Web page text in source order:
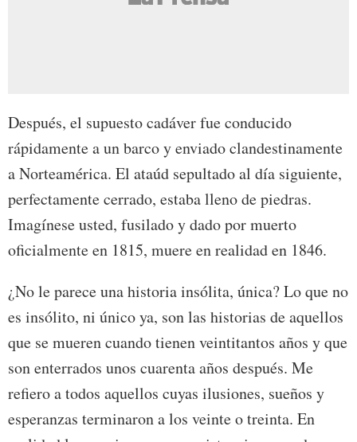
Después, el supuesto cadáver fue conducido
rápidamente a un barco y enviado clandestinamente
a Norteamérica. El ataúd sepultado al día siguiente,
perfectamente cerrado, estaba lleno de piedras.
Imagínese usted, fusilado y dado por muerto
oficialmente en 1815, muere en realidad en 1846.
¿No le parece una historia insólita, única? Lo que no
es insólito, ni único ya, son las historias de aquellos
que se mueren cuando tienen veintitantos años y que
son enterrados unos cuarenta años después. Me
refiero a todos aquellos cuyas ilusiones, sueños y
esperanzas terminaron a los veinte o treinta. En